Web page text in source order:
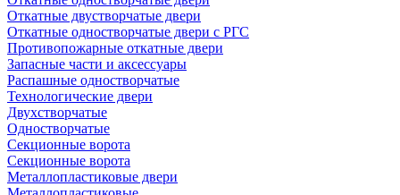
Откатные двустворчатые двери
Откатные одностворчатые двери с РГС
Противопожарные откатные двери
Запасные части и аксессуары
Распашные одностворчатые
Технологические двери
Двухстворчатые
Одностворчатые
Секционные ворота
Секционные ворота
Металлопластиковые двери